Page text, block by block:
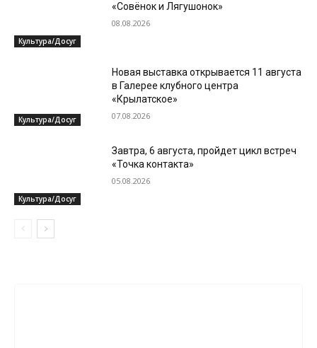
Культура/Досуг
«Совёнок и Лягушонок»
08.08.2026
Культура/Досуг
Новая выставка открывается 11 августа
в Галерее клубного центра
«Крылатское»
07.08.2026
Культура/Досуг
Завтра, 6 августа, пройдет цикл встреч
«Точка контакта»
05.08.2026